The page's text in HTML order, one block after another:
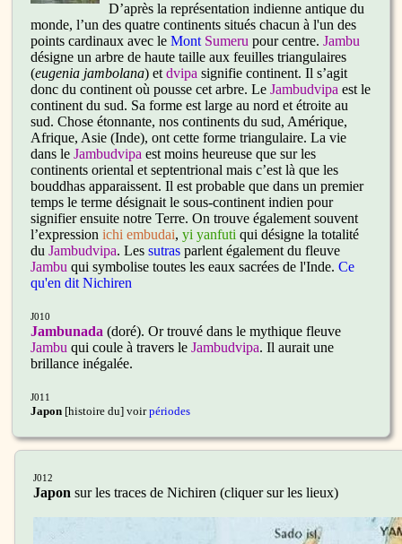
D’après la représentation indienne antique du
monde, l’un des quatre continents situés chacun à l'un des
points cardinaux avec le Mont Sumeru pour centre.Jambu
désigne un arbre de haute taille aux feuilles triangulaires
(eugenia jambolana) et dvipasignifie continent. Il s’agit
donc du continent où pousse cet arbre. LeJambudvipa est le
continent du sud. Sa forme est large au nord et étroite au
sud. Chose étonnante, nos continents du sud, Amérique,
Afrique, Asie (Inde), ont cette forme triangulaire. La vie
dans leJambudvipa est moins heureuse que sur les
continents oriental et septentrional mais c’est là que les
bouddhas apparaissent. Il est probable que dans un premier
temps le terme désignait le sous-continent indien pour
signifier ensuite notre Terre. On trouve également souvent
l’expression ichi embudai,yi yanfuti qui désigne la totalité
duJambudvipa. Lessutras parlent également du fleuve
Jambu qui symbolise toutes les eaux sacrées de l'Inde.Ce
qu'en dit Nichiren
J010
Jambunada (doré). Or trouvé dans le mythique fleuve
Jambu qui coule à travers leJambudvipa. Il aurait une
brillance inégalée.
J011
Japon [histoire du] voirpériodes
J012
Japon sur les traces de Nichiren (cliquer sur les lieux)